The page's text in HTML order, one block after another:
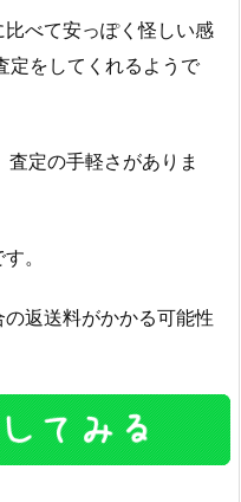
べて安っぽく怪しい感
定をしてくれるようで
定の手軽さがありま
。
返送料がかかる可能性